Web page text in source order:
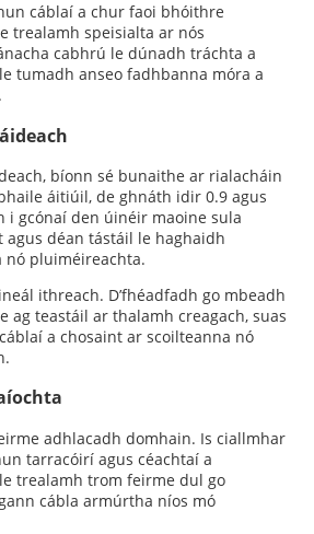
cáblaí a chur faoi bhóithre
trealamh speisialta ar nós
cabhrú le dúnadh tráchta a
tumadh anseo fadhbanna móra a
bíonn sé bunaithe ar rialacháin
áitiúil, de ghnáth idir 0.9 agus
i gcónaí den úinéir maoine sula
déan tástáil le haghaidh
nó pluiméireachta.
ithreach. D’fhéadfadh go mbeadh
ag teastáil ar thalamh creagach, suas
a chosaint ar scoilteanna nó
adhlacadh domhain. Is ciallmhar
tarracóirí agus céachtaí a
trealamh trom feirme dul go
cábla armúrtha níos mó